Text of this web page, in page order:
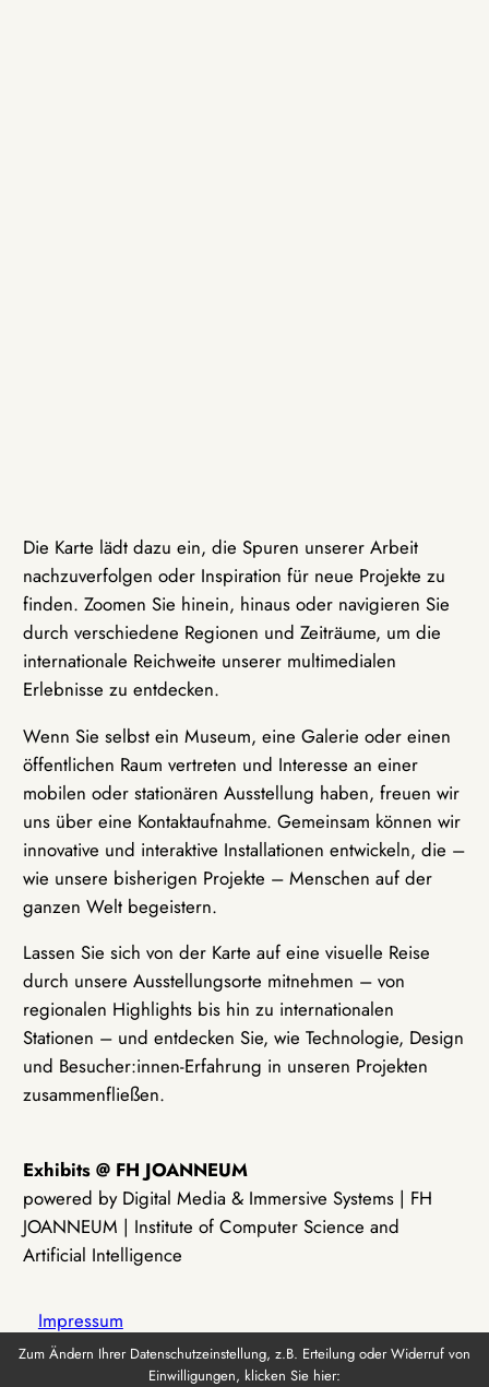
Die Karte lädt dazu ein, die Spuren unserer Arbeit
nachzuverfolgen oder Inspiration für neue Projekte zu
finden. Zoomen Sie hinein, hinaus oder navigieren Sie
durch verschiedene Regionen und Zeiträume, um die
internationale Reichweite unserer multimedialen
Erlebnisse zu entdecken.
Wenn Sie selbst ein Museum, eine Galerie oder einen
öffentlichen Raum vertreten und Interesse an einer
mobilen oder stationären Ausstellung haben, freuen wir
uns über eine Kontaktaufnahme. Gemeinsam können wir
innovative und interaktive Installationen entwickeln, die –
wie unsere bisherigen Projekte – Menschen auf der
ganzen Welt begeistern.
Lassen Sie sich von der Karte auf eine visuelle Reise
durch unsere Ausstellungsorte mitnehmen – von
regionalen Highlights bis hin zu internationalen
Stationen – und entdecken Sie, wie Technologie, Design
und Besucher:innen-Erfahrung in unseren Projekten
zusammenfließen.
Exhibits @ FH JOANNEUM
powered by Digital Media & Immersive Systems | FH
JOANNEUM | Institute of Computer Science and
Artificial Intelligence
Impressum
Zum Ändern Ihrer Datenschutzeinstellung, z.B. Erteilung oder Widerruf von
Einwilligungen, klicken Sie hier: